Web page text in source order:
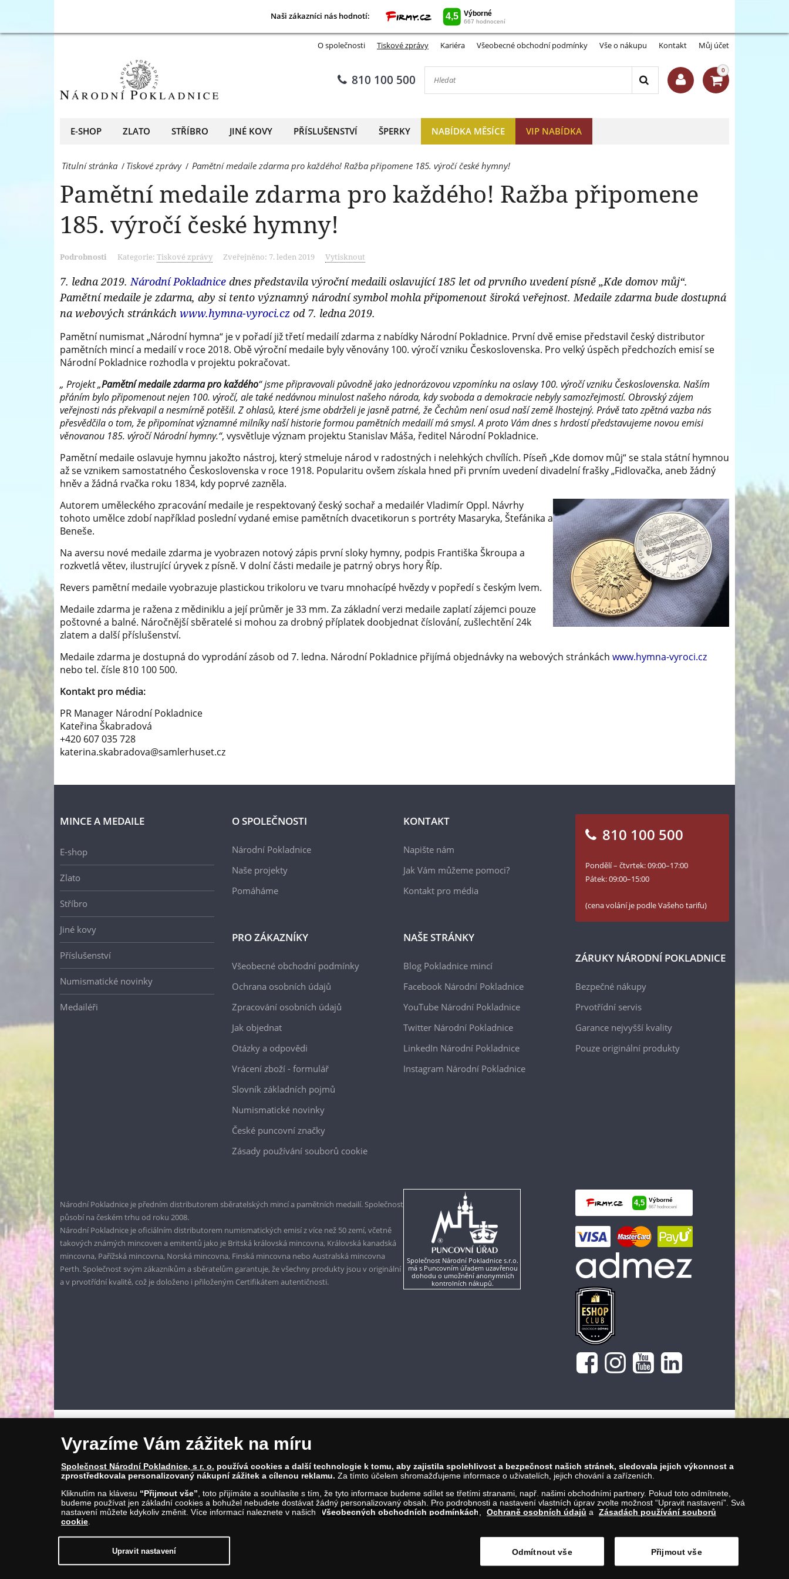
Naši zákazníci nás hodnotí:
Ražba
185.
výročí
hymny!
Pokladnice
-
přední
evropský
mincí
a
medailí
O společnosti Tiskové zprávy Kariéra Všeobecné obchodní podmínky Vše o nákupu Kontakt Můj účet
810 100 500
0
E-SHOP ZLATO STŘÍBRO JINÉ KOVY PŘÍSLUŠENSTVÍ ŠPERKY NABÍDKA MĚSÍCE VIP NABÍDKA
Titulní stránka / Tiskové zprávy / Pamětní medaile zdarma pro každého! Ražba připomene 185. výročí české hymny!
Pamětní medaile zdarma pro každého! Ražba připomene
185. výročí české hymny!
Podrobnosti Kategorie: Tiskové zprávy Zveřejněno: 7. leden 2019 Vytisknout
7. ledna 2019.Národní Pokladnice dnes představila výroční medaili oslavující 185 let od prvního uvedení písně „Kde domov můj“.
Pamětní medaile je zdarma, aby si tento významný národní symbol mohla připomenout široká veřejnost. Medaile zdarma bude dostupná
na webových stránkách www.hymna-vyroci.cz od 7. ledna 2019.
Pamětní numismat „Národní hymna“ je v pořadí již třetí medailí zdarma z nabídky Národní Pokladnice. První dvě emise představil český distributor
pamětních mincí a medailí v roce 2018. Obě výroční medaile byly věnovány 100. výročí vzniku Československa. Pro velký úspěch předchozích emisí se
Národní Pokladnice rozhodla v projektu pokračovat.
„ Projekt „Pamětní medaile zdarma pro každého“ jsme připravovali původně jako jednorázovou vzpomínku na oslavy 100. výročí vzniku Československa. Naším
přáním bylo připomenout nejen 100. výročí, ale také nedávnou minulost našeho národa, kdy svoboda a demokracie nebyly samozřejmostí. Obrovský zájem
veřejnosti nás překvapil a nesmírně potěšil. Z ohlasů, které jsme obdrželi je jasně patrné, že Čechům není osud naší země lhostejný. Právě tato zpětná vazba nás
přesvědčila o tom, že připomínat významné milníky naší historie formou pamětních medailí má smysl. A proto Vám dnes s hrdostí představujeme novou emisi
věnovanou 185. výročí Národní hymny.“, vysvětluje význam projektu Stanislav Máša, ředitel Národní Pokladnice.
Pamětní medaile oslavuje hymnu jakožto nástroj, který stmeluje národ v radostných i nelehkých chvílích. Píseň „Kde domov můj“ se stala státní hymnou
až se vznikem samostatného Československa v roce 1918. Popularitu ovšem získala hned při prvním uvedení divadelní frašky „Fidlovačka, aneb žádný
hněv a žádná rvačka roku 1834, kdy poprvé zazněla.
Autorem uměleckého zpracování medaile je respektovaný český sochař a medailér Vladimír Oppl. Návrhy
tohoto umělce zdobí například poslední vydané emise pamětních dvacetikorun s portréty Masaryka, Štefánika a
Beneše.
Na aversu nové medaile zdarma je vyobrazen notový zápis první sloky hymny, podpis Františka Škroupa a
rozkvetlá větev, ilustrující úryvek z písně. V dolní části medaile je patrný obrys hory Říp.
Revers pamětní medaile vyobrazuje plastickou trikoloru ve tvaru mnohacípé hvězdy v popředí s českým lvem.
Medaile zdarma je ražena z mědiniklu a její průměr je 33 mm. Za základní verzi medaile zaplatí zájemci pouze
poštovné a balné. Náročnější sběratelé si mohou za drobný příplatek doobjednat číslování, zušlechtění 24k
zlatem a další příslušenství.
Medaile zdarma je dostupná do vyprodání zásob od 7. ledna. Národní Pokladnice přijímá objednávky na webových stránkách www.hymna-vyroci.cz
nebo tel. čísle 810 100 500.
Kontakt pro média:
PR Manager Národní Pokladnice
Kateřina Škabradová
+420 607 035 728
katerina.skabradova@samlerhuset.cz
MINCE A MEDAILE
E-shop
Zlato
Stříbro
Jiné kovy
Příslušenství
Numismatické novinky
Medailéři
O SPOLEČNOSTI
Národní Pokladnice
Naše projekty
Pomáháme
PRO ZÁKAZNÍKY
Všeobecné obchodní podmínky
Ochrana osobních údajů
Zpracování osobních údajů
Jak objednat
Otázky a odpovědi
Vrácení zboží - formulář
Slovník základních pojmů
Numismatické novinky
České puncovní značky
Zásady používání souborů cookie
KONTAKT
Napište nám
Jak Vám můžeme pomoci?
Kontakt pro média
NAŠE STRÁNKY
Blog Pokladnice mincí
Facebook Národní Pokladnice
YouTube Národní Pokladnice
Twitter Národní Pokladnice
LinkedIn Národní Pokladnice
Instagram Národní Pokladnice
810 100 500
Pondělí – čtvrtek: 09:00–17:00
Pátek: 09:00–15:00
(cena volání je podle Vašeho tarifu)
ZÁRUKY NÁRODNÍ POKLADNICE
Bezpečné nákupy
Prvotřídní servis
Garance nejvyšší kvality
Pouze originální produkty
Národní Pokladnice je předním distributorem sběratelských mincí a pamětních medailí. Společnost
působí na českém trhu od roku 2008.
Národní Pokladnice je oficiálním distributorem numismatických emisí z více než 50 zemí, včetně
takových známých mincoven a emitentů jako je Britská královská mincovna, Královská kanadská
mincovna, Pařížská mincovna, Norská mincovna, Finská mincovna nebo Australská mincovna
Perth. Společnost svým zákazníkům a sběratelům garantuje, že všechny produkty jsou v originální
a v prvotřídní kvalitě, což je doloženo i přiloženým Certifikátem autentičnosti.
Společnost Národní Pokladnice s.r.o.
má s Puncovním úřadem uzavřenou
dohodu o umožnění anonymních
kontrolních nákupů.
© Copyright 2026 - Národní Pokladnice, s. r. o.; Karolinská 661/4, 186 00 Praha 8; Tel.: 810 100 500
E-mail: info@narodnipokladnice.cz, www.narodnipokladnice.cz; IČ: 28507622; DIČ: CZ28507622
Upravit nastavení souborů cookie můžete
Naši zákazníci nás hodnotí:
185.
hymny!
Pokladnice
přední
evropský
mincí
a
medailí
Vyrazíme Vám zážitek na míru
Společnost Národní Pokladnice, s r. o. používá cookies a další technologie k tomu, aby zajistila spolehlivost a bezpečnost našich stránek, sledovala jejich výkonnost a
zprostředkovala personalizovaný nákupní zážitek a cílenou reklamu. Za tímto účelem shromažďujeme informace o uživatelích, jejich chování a zařízeních.
Kliknutím na klávesu “Přijmout vše” , toto přijímáte a souhlasíte s tím, že tyto informace budeme sdílet se třetími stranami, např. našimi obchodními partnery. Pokud toto odmítnete,
budeme používat jen základní cookies a bohužel nebudete dostávat žádný personalizovaný obsah. Pro podrobnosti a nastavení vlastních úprav zvolte možnost “Upravit nastavení”. Svá
nastavení můžete kdykoliv změnit. Více informací naleznete v našich
Všeobecných obchodních podmínkách Ochraně osobních údajů a
Zásadách používání souborů
cookie
Upravit nastavení Odmítnout vše Přijmout vše